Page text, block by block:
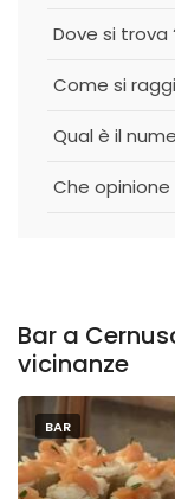
Dove si trova
Come si
Qual è il
Che opinione
Bar a
vicinanze
BAR